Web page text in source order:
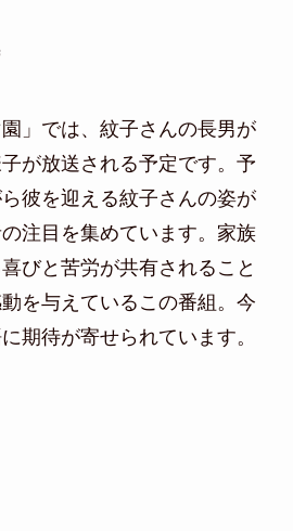
」では、紋子さんの長男が
が放送される予定です。予
彼を迎える紋子さんの姿が
注目を集めています。家族
びと苦労が共有されること
を与えているこの番組。今
期待が寄せられています。